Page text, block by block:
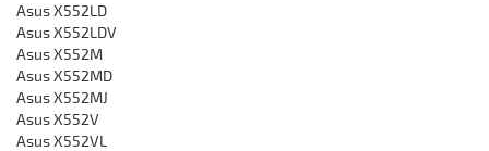
Asus X552LD
Asus X552LDV
Asus X552M
Asus X552MD
Asus X552MJ
Asus X552V
Asus X552VL